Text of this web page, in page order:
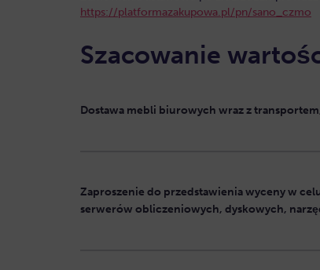
https://platformazakupowa.pl/pn/sano_czmo
Szacowanie
Dostawa mebli biurowych wraz z
Zaproszenie do przedstawienia wyceny w
serwerów obliczeniowych, dyskowych,